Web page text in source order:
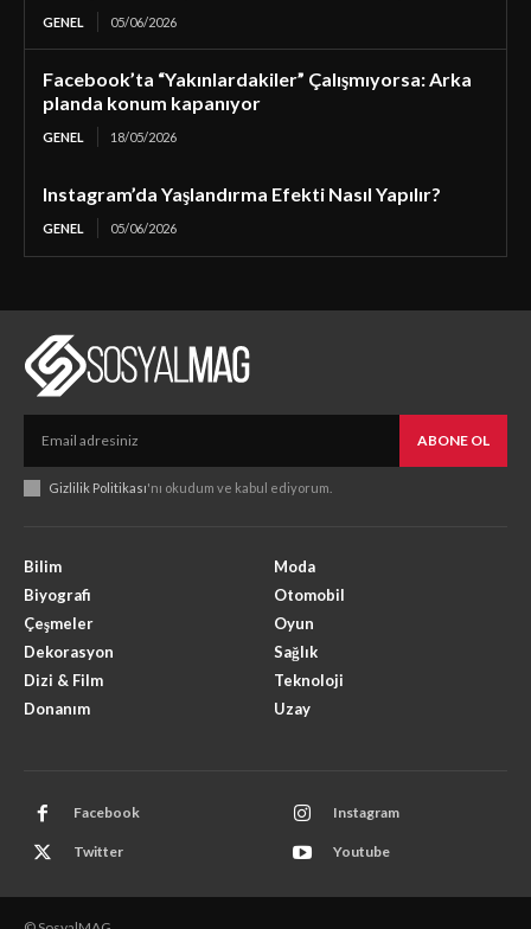
GENEL 05/06/2026
Facebook’ta “Yakınlardakiler” Çalışmıyorsa: Arka
planda konum kapanıyor
GENEL 18/05/2026
Instagram’da Yaşlandırma Efekti Nasıl Yapılır?
GENEL 05/06/2026
ABONE OL
Gizlilik Politikası'nı okudum ve kabul ediyorum.
Bilim
Biyografi
Çeşmeler
Dekorasyon
Dizi & Film
Donanım
Moda
Otomobil
Oyun
Sağlık
Teknoloji
Uzay
Facebook Instagram
Twitter Youtube